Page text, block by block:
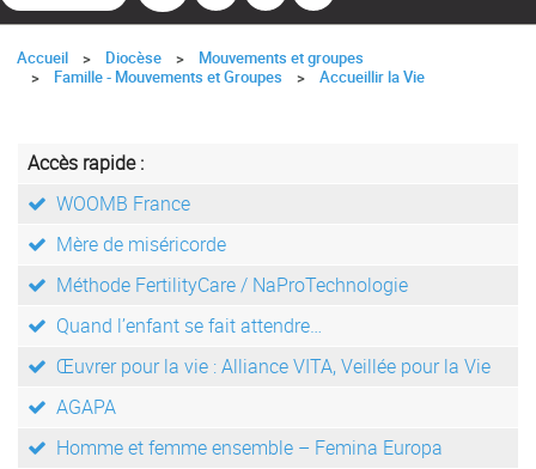
Accueil Diocèse
Mouvements et groupes
Famille - Mouvements et Groupes
Accueillir la Vie
Accès rapide :
WOOMB France
Mère de miséricorde
Méthode FertilityCare / NaProTechnologie
Quand l’enfant se fait attendre…
Œuvrer pour la vie : Alliance VITA, Veillée pour la Vie
AGAPA
Homme et femme ensemble – Femina Europa